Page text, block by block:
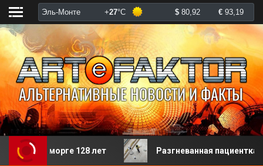
в морге 128 лет Разгневанная пациентка избила